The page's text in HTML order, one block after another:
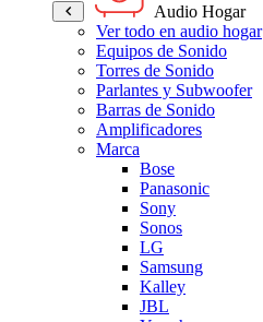
Audio Hogar
Ver todo en audio hogar
Equipos de Sonido
Torres de Sonido
Parlantes y Subwoofer
Barras de Sonido
Amplificadores
Marca
Bose
Panasonic
Sony
Sonos
LG
Samsung
Kalley
JBL